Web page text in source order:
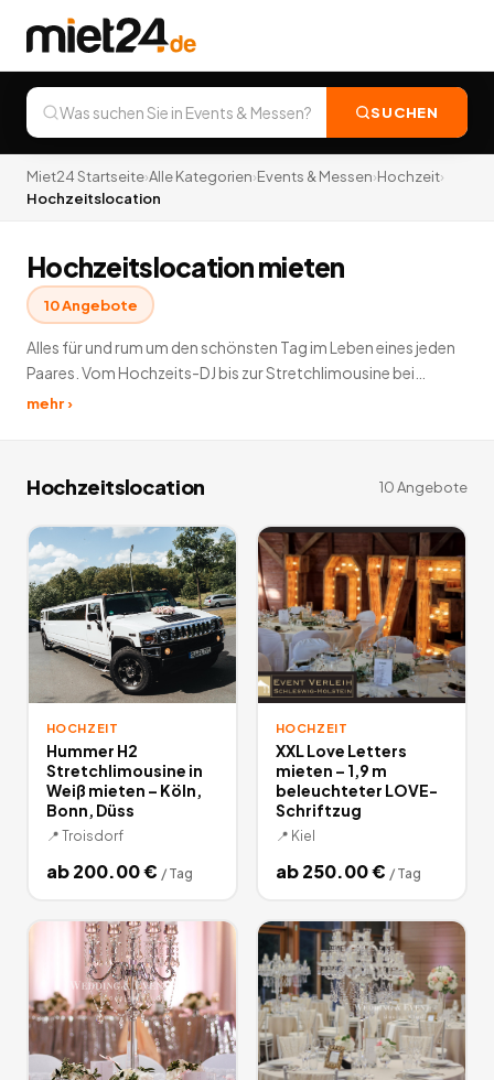
SUCHEN
Miet24 Startseite›Alle Kategorien›Events & Messen›Hochzeit›
Hochzeitslocation
Hochzeitslocation mieten
10Angebote
Alles für und rum um den schönsten Tag im Leben eines jeden
Paares. Vom Hochzeits-DJ bis zur Stretchlimousine bei
Miet24.de werden Sie fündig.
mehr ›
Hochzeitslocation 10Angebote
HOCHZEIT
Hummer H2
Stretchlimousine in
Weiß mieten – Köln,
Bonn, Düss
📍 Troisdorf
ab200.00€ / Tag
HOCHZEIT
XXL Love Letters
mieten – 1,9 m
beleuchteter LOVE-
Schriftzug
📍 Kiel
ab250.00€ / Tag